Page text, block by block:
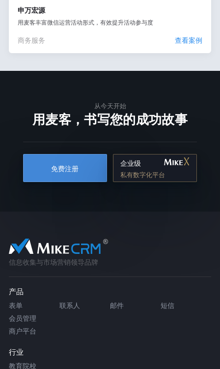
申万宏源
用麦客丰富微信运营活动形式，有效提升活动参与度
商务服务 查看案例
从今天开始
用麦客，书写您的成功故事
免费注册
企业级
私有数字化平台
信息收集与市场营销领导品牌
产品
表单 联系人 邮件
短信
会员管理
商户平台
行业
教育院校